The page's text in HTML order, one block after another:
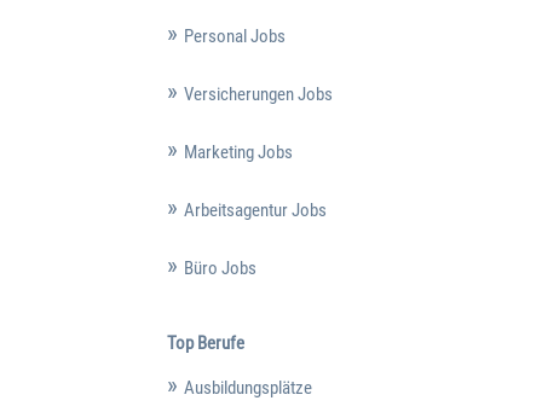
Personal Jobs
Versicherungen Jobs
Marketing Jobs
Arbeitsagentur Jobs
Büro Jobs
Top Berufe
Ausbildungsplätze